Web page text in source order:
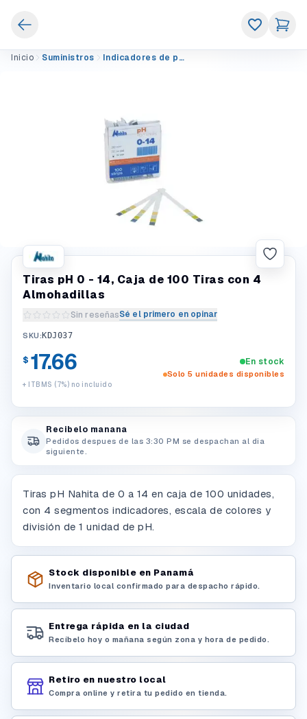
Inicio Suministros Indicadores de pH
Tiras pH 0 - 14, Caja de 100 Tiras con 4
Almohadillas
Sin reseñasSé el primero en opinar
Escribir una reseña del producto
SKU: KDJ037
$ 17.66
+ ITBMS (7%) no incluido
En stock
Solo 5 unidades disponibles
Recibelo manana
Pedidos despues de las 3:30 PM se despachan al dia
siguiente.
Tiras pH Nahita de 0 a 14 en caja de 100 unidades,
con 4 segmentos indicadores, escala de colores y
división de 1 unidad de pH.
Stock disponible en Panamá
Inventario local confirmado para despacho rápido.
Entrega rápida en la ciudad
Recíbelo hoy o mañana según zona y hora de pedido.
Retiro en nuestro local
Compra online y retira tu pedido en tienda.